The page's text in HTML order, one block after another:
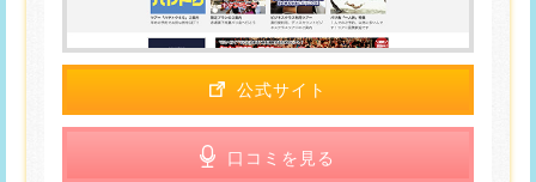
公式サイト
口コミを見る